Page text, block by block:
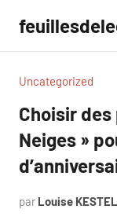
contenu
Uncategorized
Choisir
Neiges »
par Louise KESTEL